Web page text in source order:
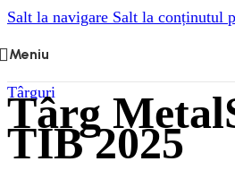
Salt la navigare Salt la conținutul
Meniu
Târguri
Târg
TIB 2025